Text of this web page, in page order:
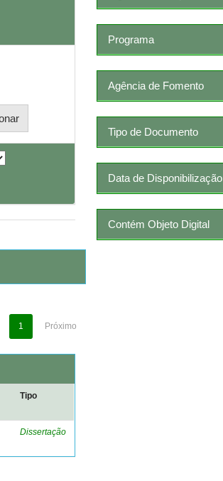
1 Próximo
Tipo
Dissertação
Programa
Agência de Fomento
Tipo de Documento
Data de Disponibilização
Contém Objeto Digital